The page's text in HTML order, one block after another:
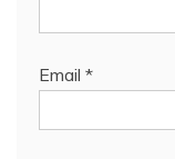
Email *